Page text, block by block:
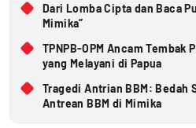
Dari Lomba Cipta dan Baca
Mimika”
TPNPB-OPM Ancam Tembak
yang Melayani di Papua
Tragedi Antrian BBM: Bedah
Antrean BBM di Mimika